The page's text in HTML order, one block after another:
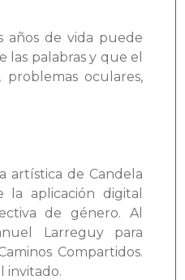
años de vida puede
palabras y que el
oculares,
artística de Candela
la aplicación digital
de género. Al
Larreguy para
Compartidos.
invitado.